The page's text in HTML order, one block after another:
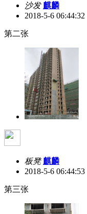
沙发 麒麟
2018-5-6 06:44:32
第二张
板凳 麒麟
2018-5-6 06:44:53
第三张